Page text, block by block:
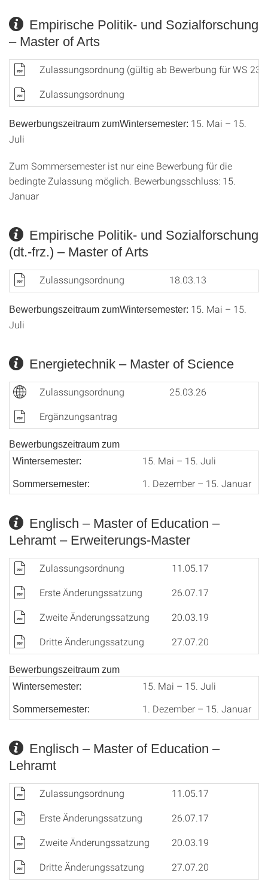
Empirische Politik- und Sozialforschung
– Master of Arts
Zulassungsordnung (gültig ab Bewerbung für WS 23/
Zulassungsordnung
Bewerbungszeitraum zumWintersemester: 15. Mai – 15.
Juli
Zum Sommersemester ist nur eine Bewerbung für die
bedingte Zulassung möglich. Bewerbungsschluss: 15.
Januar
Empirische Politik- und Sozialforschung
(dt.-frz.) – Master of Arts
Zulassungsordnung 18.03.13
Bewerbungszeitraum zumWintersemester: 15. Mai – 15.
Juli
Energietechnik – Master of Science
Zulassungsordnung
25.03.26
Ergänzungsantrag
Bewerbungszeitraum zum
Wintersemester:
15. Mai – 15. Juli
Sommersemester: 1. Dezember – 15. Januar
Englisch – Master of Education –
Lehramt – Erweiterungs-Master
Zulassungsordnung
11.05.17
Erste Änderungssatzung
26.07.17
Zweite Änderungssatzung
20.03.19
Dritte Änderungssatzung
27.07.20
Bewerbungszeitraum zum
Wintersemester:
15. Mai – 15. Juli
Sommersemester: 1. Dezember – 15. Januar
Englisch – Master of Education –
Lehramt
Zulassungsordnung
11.05.17
Erste Änderungssatzung
26.07.17
Zweite Änderungssatzung
20.03.19
Dritte Änderungssatzung
27.07.20